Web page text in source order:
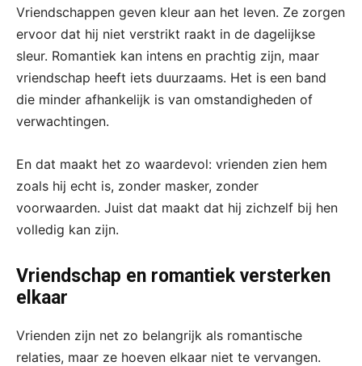
Vriendschappen geven kleur aan het leven. Ze zorgen
ervoor dat hij niet verstrikt raakt in de dagelijkse
sleur. Romantiek kan intens en prachtig zijn, maar
vriendschap heeft iets duurzaams. Het is een band
die minder afhankelijk is van omstandigheden of
verwachtingen.
En dat maakt het zo waardevol: vrienden zien hem
zoals hij echt is, zonder masker, zonder
voorwaarden. Juist dat maakt dat hij zichzelf bij hen
volledig kan zijn.
Vriendschap en romantiek versterken
elkaar
Vrienden zijn net zo belangrijk als romantische
relaties, maar ze hoeven elkaar niet te vervangen.